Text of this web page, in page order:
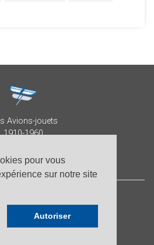
pour vous
sur notre site
Autoriser
Avions-jouets
1910-1960
Despature 2026,
derechos reservados
de Roberto Pellegrini